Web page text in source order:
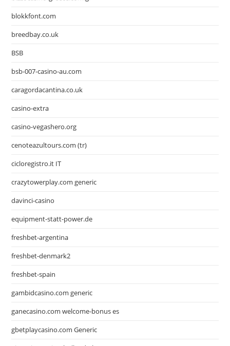
blokkfont.com
breedbay.co.uk
BSB
bsb-007-casino-au.com
caragordacantina.co.uk
casino-extra
casino-vegashero.org
cenoteazultours.com (tr)
cicloregistro.it IT
crazytowerplay.com generic
davinci-casino
equipment-statt-power.de
freshbet-argentina
freshbet-denmark2
freshbet-spain
gambidcasino.com generic
ganecasino.com welcome-bonus es
gbetplaycasino.com Generic